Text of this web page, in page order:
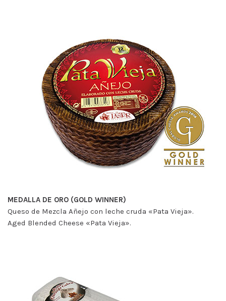
MEDALLA DE ORO (GOLD WINNER)
Queso de Mezcla Añejo con leche cruda «Pata Vieja».
Aged Blended Cheese «Pata Vieja».